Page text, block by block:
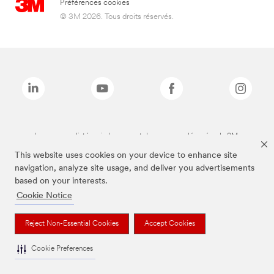
This website uses cookies on your device to enhance site
navigation, analyze site usage, and deliver you advertisements
based on your interests.
Cookie Notice
Reject Non-Essential Cookies Accept Cookies
Cookie Preferences
Préférences cookies
© 3M 2026. Tous droits réservés.
Les marques listées ci-dessus sont des marques déposées de 3M.